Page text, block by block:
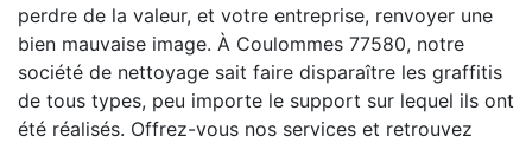
perdre de la valeur, et votre entreprise, renvoyer une
bien mauvaise image. À Coulommes 77580, notre
société de nettoyage sait faire disparaître les graffitis
de tous types, peu importe le support sur lequel ils ont
été réalisés. Offrez-vous nos services et retrouvez